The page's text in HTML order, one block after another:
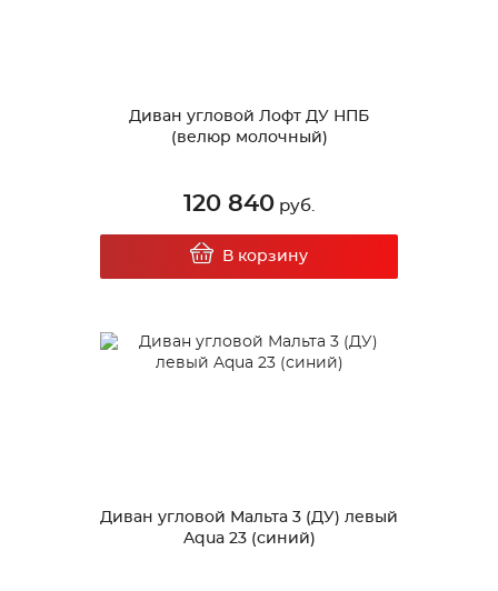
Диван угловой Лофт ДУ НПБ
(велюр молочный)
120 840 руб.
В корзину
Диван угловой Мальта 3 (ДУ) левый
Aqua 23 (синий)